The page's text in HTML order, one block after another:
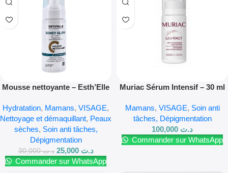
Mousse nettoyante – Esth’Elle
Hydratation, Mamans, VISAGE,
Nettoyage et démaquillant, Peaux
sèches, Soin anti tâches,
Dépigmentation
د.ت30,000 د.ت 25,000
Commander sur WhatsApp
Muriac Sérum Intensif – 30 ml
Mamans, VISAGE, Soin anti
tâches, Dépigmentation
د.ت
Commander sur WhatsApp